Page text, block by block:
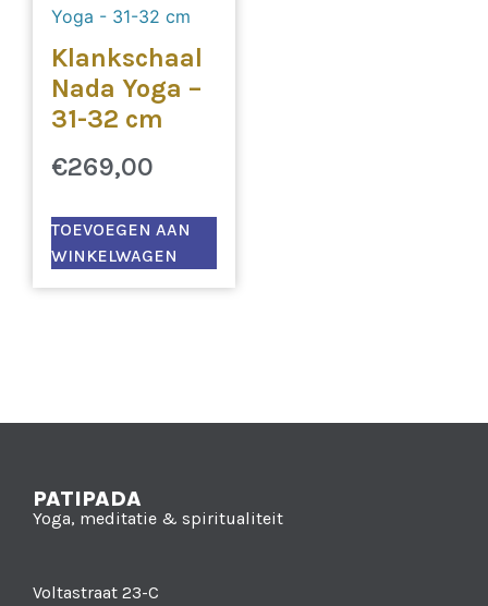
Klankschaal
Nada Yoga –
31-32 cm
€269,00
TOEVOEGEN AAN
WINKELWAGEN
PATIPADA
Yoga, meditatie & spiritualiteit
Voltastraat 23-C